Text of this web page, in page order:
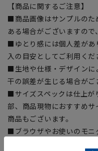
【商品に関するご注意】
■商品画像はサンプルのた
ある場合がございますので
■ゆとり感には個人差があ
入の目安としてご利用くだ
■生地や仕様・デザインに
干の誤差が生じる場合がご
■サイズスペックは仕上が
部、商品現物におすすめ
商品もございます。
■ブラウザやお使いのモニ